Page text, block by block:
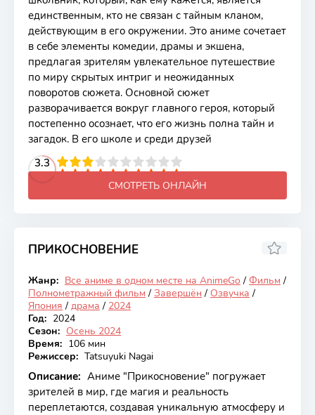
единственным, кто не связан с тайным кланом,
действующим в его окружении. Это аниме сочетает
в себе элементы комедии, драмы и экшена,
предлагая зрителям увлекательное путешествие
по миру скрытых интриг и неожиданных
поворотов сюжета. Основной сюжет
разворачивается вокруг главного героя, который
постепенно осознает, что его жизнь полна тайн и
загадок. В его школе и среди друзей
3.3
4 5 6 7 8 9 10
СМОТРЕТЬ ОНЛАЙН
ПРИКОСНОВЕНИЕ
Закончен
6.88
Жанр: Все аниме в одном месте на AnimeGo / Фильм /
Полнометражный фильм / Завершён / Озвучка /
Япония / драма / 2024
Год: 2024
Сезон: Осень 2024
Время: 106 мин
Режиссер: Tatsuyuki Nagai
Описание: Аниме "Прикосновение" погружает
зрителей в мир, где магия и реальность
переплетаются, создавая уникальную атмосферу и